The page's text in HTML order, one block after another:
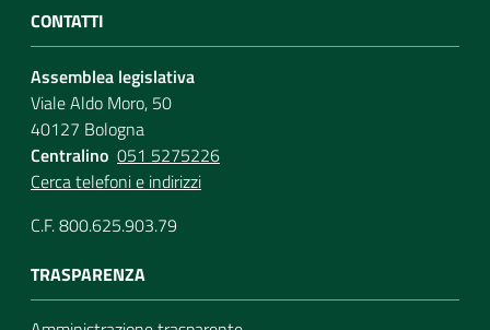
CONTATTI
Assemblea legislativa
Viale Aldo Moro, 50
40127 Bologna
Centralino 051 5275226
Cerca telefoni e indirizzi
C.F. 800.625.903.79
TRASPARENZA